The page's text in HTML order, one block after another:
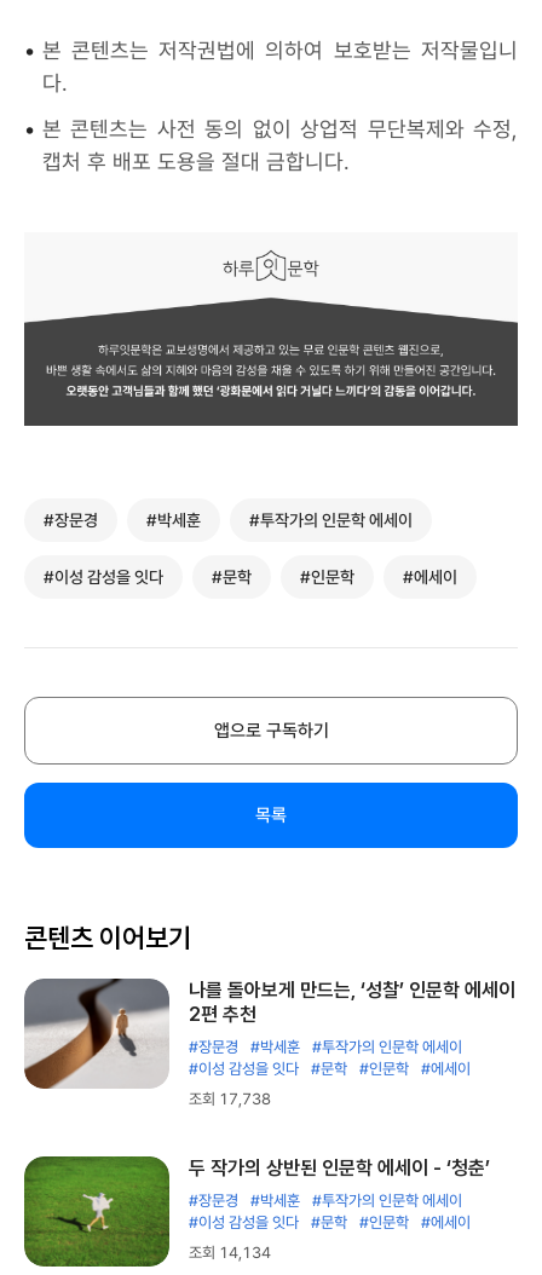
• 본 콘텐츠는 저작권법에 의하여 보호받는 저작물입니
다.
• 본 콘텐츠는 사전 동의 없이 상업적 무단복제와 수정,
캡처 후 배포 도용을 절대 금합니다.
#장문경 #박세훈 #투작가의 인문학 에세이
#이성 감성을 잇다 #문학 #인문학 #에세이
앱으로 구독하기
목록
콘텐츠 이어보기
나를 돌아보게 만드는, ‘성찰’ 인문학 에세이
2편 추천
#장문경 #박세훈
#투작가의 인문학 에세이
#이성 감성을 잇다
#문학 #인문학
#에세이
조회 17,738
두 작가의 상반된 인문학 에세이 - ‘청춘’
#장문경 #박세훈
#투작가의 인문학 에세이
#이성 감성을 잇다
#문학 #인문학
#에세이
조회 14,134